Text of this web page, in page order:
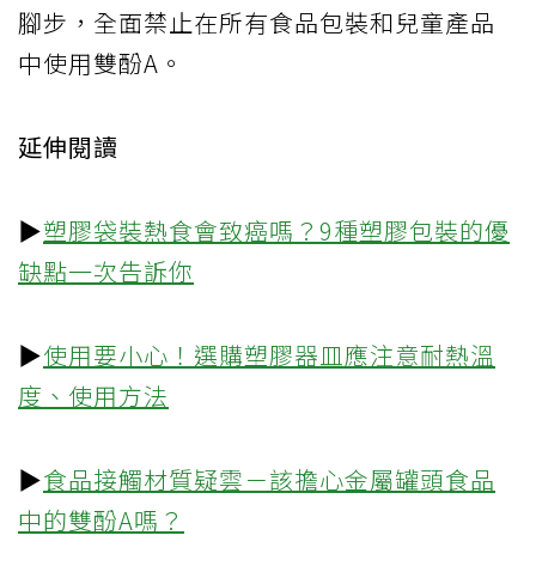
腳步，全面禁止在所有食品包裝和兒童產品
中使用雙酚A。
延伸閱讀
▶塑膠袋裝熱食會致癌嗎？9種塑膠包裝的優
缺點一次告訴你
▶使用要小心！選購塑膠器皿應注意耐熱溫
度、使用方法
▶食品接觸材質疑雲－該擔心金屬罐頭食品
中的雙酚A嗎？